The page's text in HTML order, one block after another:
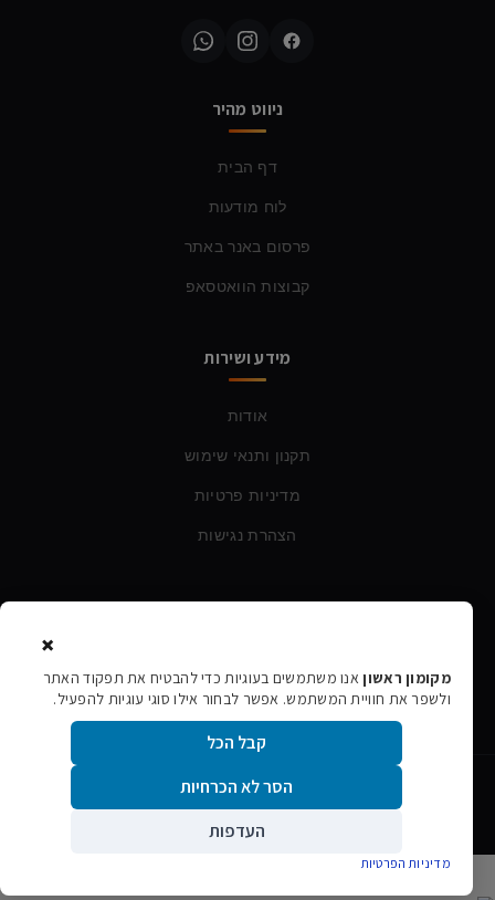
ניווט מהיר
דף הבית
לוח מודעות
פרסום באנר באתר
קבוצות הוואטסאפ
מידע ושירות
אודות
תקנון ותנאי שימוש
מדיניות פרטיות
הצהרת נגישות
צרו קשר
אימייל: rishon106@gmail.com
מקומון ראשון · כל הזכויות שמורות
×
מקומון ראשוןאנו משתמשים בעוגיות כדי להבטיח את תפקוד האתר
ולשפר את חוויית המשתמש. אפשר לבחור אילו סוגי עוגיות להפעיל.
קבל הכל
הסר לא הכרחיות
העדפות
מדיניות הפרטיות
גלילה